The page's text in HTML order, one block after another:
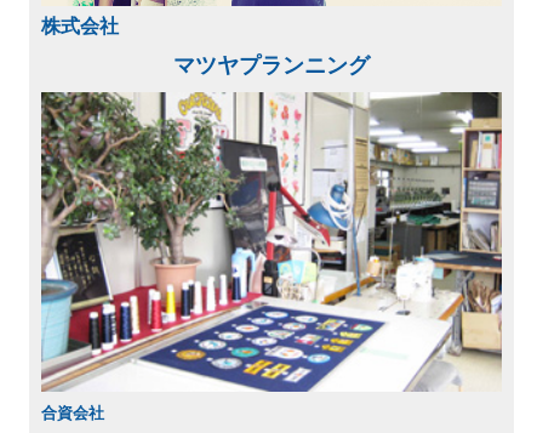
株式会社
マツヤプランニング
合資会社